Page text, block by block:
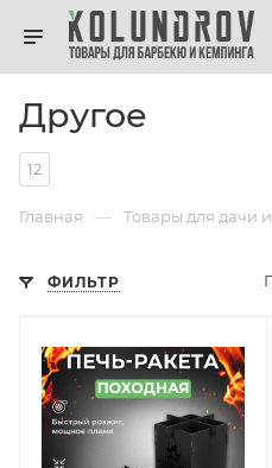
Другое
12
Главная — Товары для дачи
ФИЛЬТР